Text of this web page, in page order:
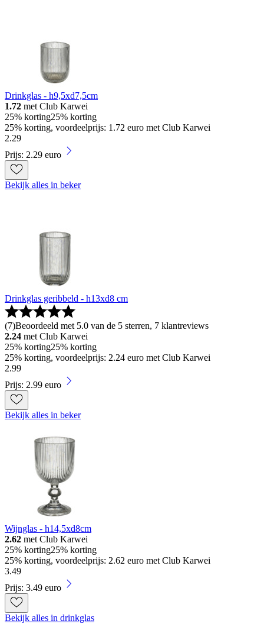
Drinkglas - h9,5xd7,5cm
1.72 met Club Karwei
25% korting25% korting
25% korting, voordeelprijs: 1.72 euro met Club Karwei
2.29
Prijs: 2.29 euro
Bekijk alles in beker
Drinkglas geribbeld - h13xd8 cm
(7)Beoordeeld met 5.0 van de 5 sterren, 7 klantreviews
2.24 met Club Karwei
25% korting25% korting
25% korting, voordeelprijs: 2.24 euro met Club Karwei
2.99
Prijs: 2.99 euro
Bekijk alles in beker
Wijnglas - h14,5xd8cm
2.62 met Club Karwei
25% korting25% korting
25% korting, voordeelprijs: 2.62 euro met Club Karwei
3.49
Prijs: 3.49 euro
Bekijk alles in drinkglas